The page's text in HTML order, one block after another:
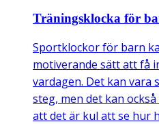
Träningsklocka för
Sportklockor för barn
motiverande sätt att få
vardagen. Det kan vara
steg, men det kan
att det är kul att se hur